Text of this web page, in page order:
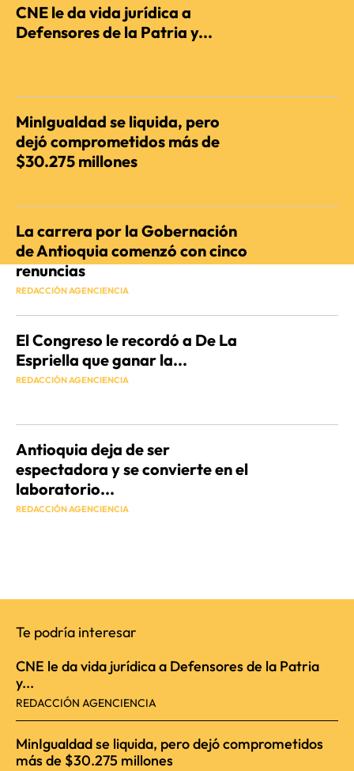
CNE le da vida jurídica a
Defensores de la Patria y...
MinIgualdad se liquida, pero
dejó comprometidos más de
$30.275 millones
La carrera por la Gobernación
de Antioquia comenzó con cinco
renuncias
REDACCIÓN AGENCIENCIA
El Congreso le recordó a De La
Espriella que ganar la...
REDACCIÓN AGENCIENCIA
Antioquia deja de ser
espectadora y se convierte en el
laboratorio...
REDACCIÓN AGENCIENCIA
Te podría interesar
CNE le da vida jurídica a Defensores de la Patria
y...
REDACCIÓN AGENCIENCIA
MinIgualdad se liquida, pero dejó comprometidos
más de $30.275 millones